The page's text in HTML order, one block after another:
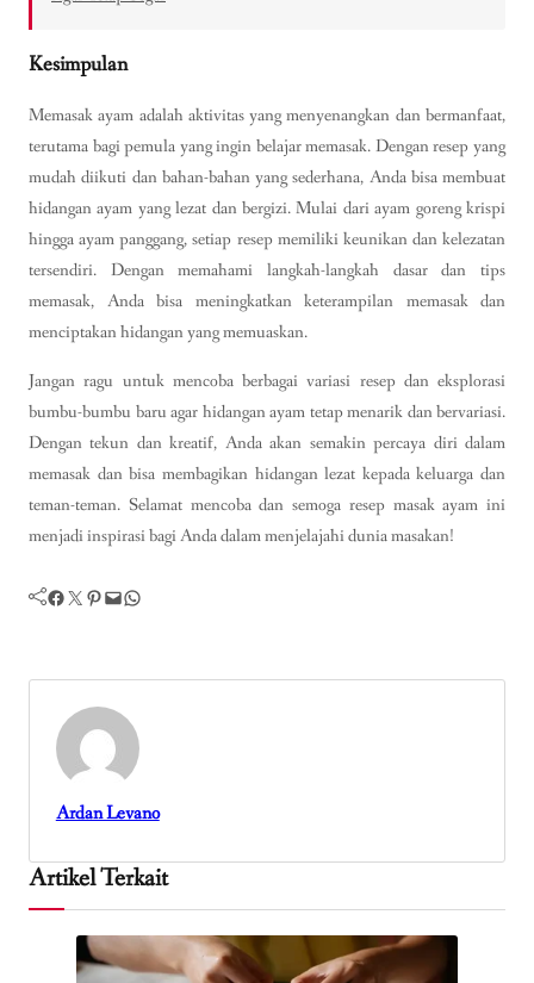
Kesimpulan
Memasak ayam adalah aktivitas yang menyenangkan dan bermanfaat,
terutama bagi pemula yang ingin belajar memasak. Dengan resep yang
mudah diikuti dan bahan-bahan yang sederhana, Anda bisa membuat
hidangan ayam yang lezat dan bergizi. Mulai dari ayam goreng krispi
hingga ayam panggang, setiap resep memiliki keunikan dan kelezatan
tersendiri. Dengan memahami langkah-langkah dasar dan tips
memasak, Anda bisa meningkatkan keterampilan memasak dan
menciptakan hidangan yang memuaskan.
Jangan ragu untuk mencoba berbagai variasi resep dan eksplorasi
bumbu-bumbu baru agar hidangan ayam tetap menarik dan bervariasi.
Dengan tekun dan kreatif, Anda akan semakin percaya diri dalam
memasak dan bisa membagikan hidangan lezat kepada keluarga dan
teman-teman. Selamat mencoba dan semoga resep masak ayam ini
menjadi inspirasi bagi Anda dalam menjelajahi dunia masakan!
Facebook Twitter Pinterest Mail WhatsApp
Ardan Levano
Artikel Terkait